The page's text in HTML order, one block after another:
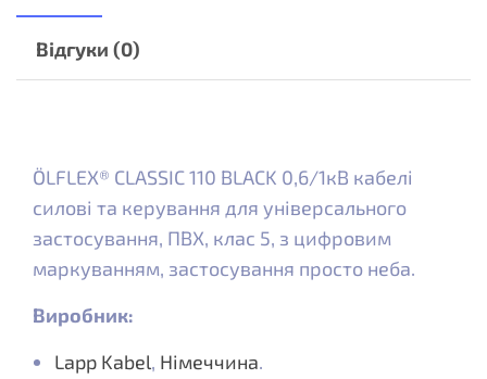
Відгуки (0)
ÖLFLEX® CLASSIC 110 BLACK 0,6/1кВ кабелі
силові та керування для універсального
застосування, ПВХ, клас 5, з цифровим
маркуванням, застосування просто неба.
Виробник:
Lapp Kabel, Німеччина.